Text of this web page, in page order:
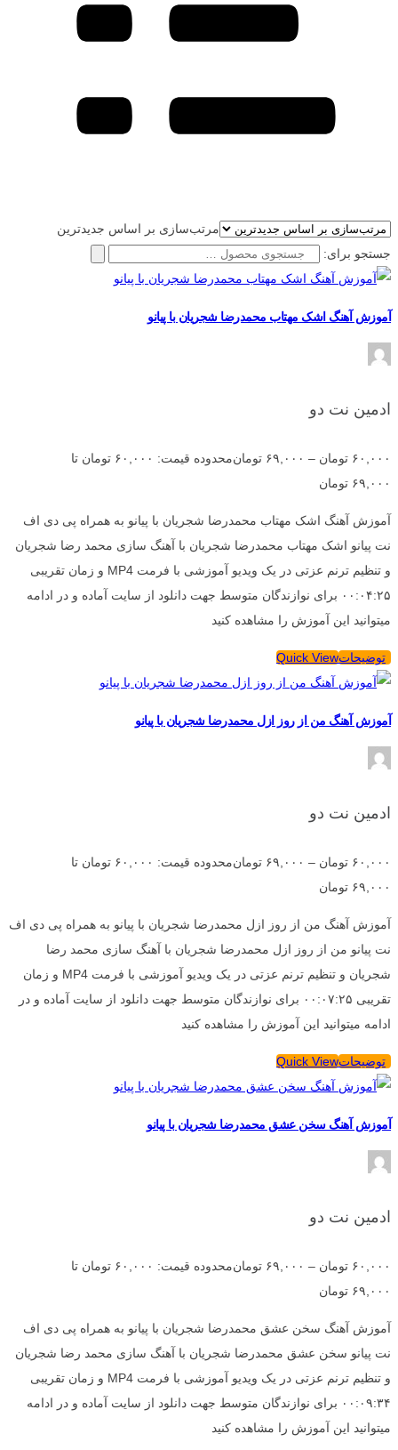
مرتب‌سازی بر اساس جدیدترین
جستجو برای:
آموزش آهنگ اشک مهتاب محمدرضا شجریان با پیانو
ادمین نت دو
۶۰,۰۰۰ تومان – ۶۹,۰۰۰ تومان
محدوده قیمت: ۶۰,۰۰۰ تومان تا
۶۹,۰۰۰ تومان
آموزش آهنگ اشک مهتاب محمدرضا شجریان با پیانو به همراه پی دی اف
نت پیانو اشک مهتاب محمدرضا شجریان با آهنگ سازی محمد رضا شجریان
و تنظیم ترنم عزتی در یک ویدیو آموزشی با فرمت MP4 و زمان تقریبی
۰۰:۰۴:۲۵ برای نوازندگان متوسط جهت دانلود از سایت آماده و در ادامه
میتوانید این آموزش را مشاهده کنید
توضیحاتQuick View
آموزش آهنگ من از روز ازل محمدرضا شجریان با پیانو
ادمین نت دو
۶۰,۰۰۰ تومان – ۶۹,۰۰۰ تومان
محدوده قیمت: ۶۰,۰۰۰ تومان تا
۶۹,۰۰۰ تومان
آموزش آهنگ من از روز ازل محمدرضا شجریان با پیانو به همراه پی دی اف
نت پیانو من از روز ازل محمدرضا شجریان با آهنگ سازی محمد رضا
شجریان و تنظیم ترنم عزتی در یک ویدیو آموزشی با فرمت MP4 و زمان
تقریبی ۰۰:۰۷:۲۵ برای نوازندگان متوسط جهت دانلود از سایت آماده و در
ادامه میتوانید این آموزش را مشاهده کنید
توضیحاتQuick View
آموزش آهنگ سخن عشق محمدرضا شجریان با پیانو
ادمین نت دو
۶۰,۰۰۰ تومان – ۶۹,۰۰۰ تومان
محدوده قیمت: ۶۰,۰۰۰ تومان تا
۶۹,۰۰۰ تومان
آموزش آهنگ سخن عشق محمدرضا شجریان با پیانو به همراه پی دی اف
نت پیانو سخن عشق محمدرضا شجریان با آهنگ سازی محمد رضا شجریان
و تنظیم ترنم عزتی در یک ویدیو آموزشی با فرمت MP4 و زمان تقریبی
۰۰:۰۹:۳۴ برای نوازندگان متوسط جهت دانلود از سایت آماده و در ادامه
میتوانید این آموزش را مشاهده کنید